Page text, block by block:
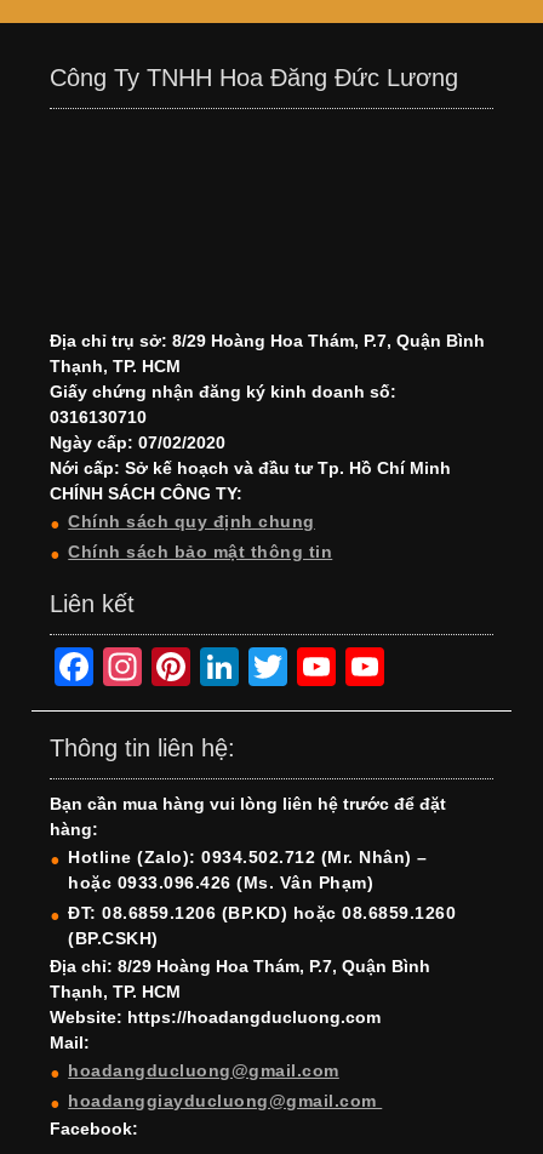
Công Ty TNHH Hoa Đăng Đức Lương
Địa chỉ trụ sở: 8/29 Hoàng Hoa Thám, P.7, Quận Bình
Thạnh, TP. HCM
Giấy chứng nhận đăng ký kinh doanh số:
0316130710
Ngày cấp: 07/02/2020
Nới cấp: Sở kế hoạch và đầu tư Tp. Hồ Chí Minh
CHÍNH SÁCH CÔNG TY:
Chính sách quy định chung
Chính sách bảo mật thông tin
Liên kết
F
a
c
e
b
o
o
k
In
st
a
gr
a
m
Pi
nt
er
e
st
Li
n
e
dI
n
T
wi
er
Y
o
T
u
b
e
o
T
u
b
e
h
Thông tin liên hệ:
Bạn cần mua hàng vui lòng liên hệ trước để đặt
hàng:
Hotline (Zalo): 0934.502.712 (Mr. Nhân) –
hoặc 0933.096.426 (Ms. Vân Phạm)
ĐT: 08.6859.1206 (BP.KD) hoặc 08.6859.1260
(BP.CSKH)
Địa chỉ: 8/29 Hoàng Hoa Thám, P.7, Quận Bình
Thạnh, TP. HCM
Website: https://hoadangducluong.com
Mail:
hoadangducluong@gmail.com
hoadanggiayducluong@gmail.com
Facebook: